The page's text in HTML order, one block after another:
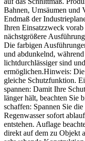
Bahnen, Umsäumen und
Endmaß der
Ihren Einsatzzweck
nächstgrößere
Die farbigen
und abdunkelnd,
lichtdurchlässiger sind
ermöglichen.Hinweis:
gleiche Schutzfunktion.
spannen: Damit Ihre
länger hält, beachten Sie
schaffen: Spannen Sie
Regenwasser sofort
entstehen. Auflage
direkt auf dem zu Objekt